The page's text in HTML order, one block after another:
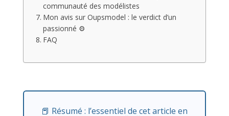
communauté des modélistes
Mon avis sur Oupsmodel : le verdict d’un
passionné ⚙️
FAQ
📕 Résumé : l’essentiel de cet article en